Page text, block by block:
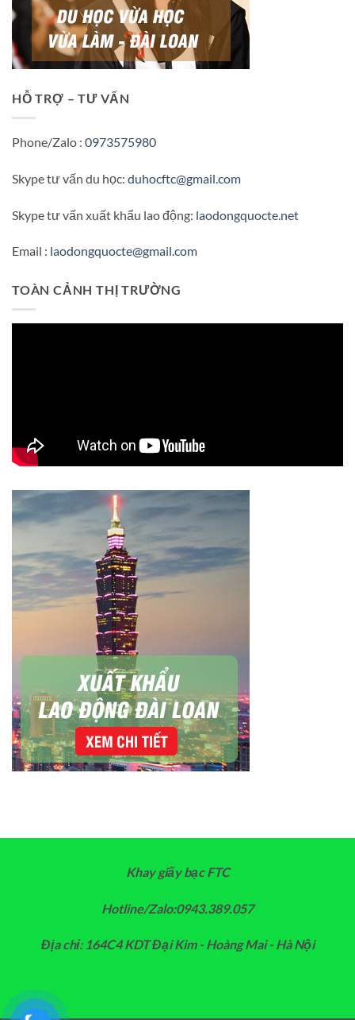
HỖ TRỢ – TƯ VẤN
Phone/Zalo : 0973575980
Skype tư vấn du học: duhocftc@gmail.com
Skype tư vấn xuất khẩu lao động: laodongquocte.net
Email : laodongquocte@gmail.com
TOÀN CẢNH THỊ TRƯỜNG
Khay giấy bạc FTC
Hotline/Zalo:0943.389.057
Địa chỉ: 164C4 KDT Đại Kim - Hoàng Mai - Hà Nội